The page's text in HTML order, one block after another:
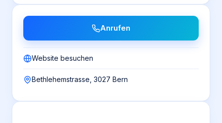
Anrufen
Website besuchen
Bethlehemstrasse, 3027 Bern